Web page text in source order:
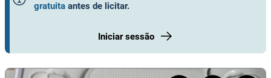
gratuita antes de licitar.
Iniciar sessão